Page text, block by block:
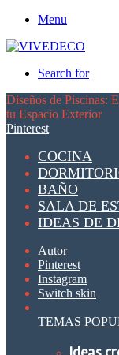
Menu
Search for
Diseños de Piscinas:
tu Espacio Exterior
Pinterest
COCINA
BAÑO
SALA DE
IDEAS DE
Autor
Pinterest
Instagram
Switch skin
TEMAS